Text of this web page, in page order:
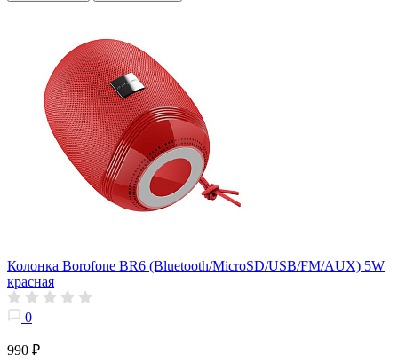
Колонка Borofone BR6 (Bluetooth/MicroSD/USB/FM/AUX) 5W
красная
0
990 ₽